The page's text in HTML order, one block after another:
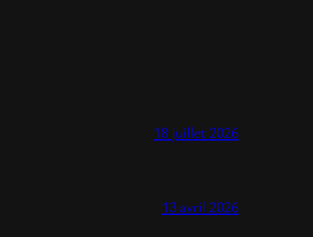
18 juillet 2026
13 avril 2026